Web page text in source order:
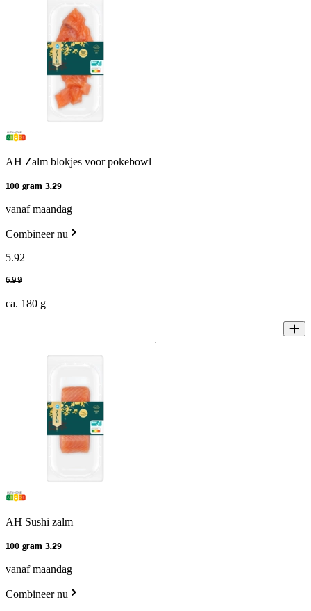
AH Zalm blokjes voor pokebowl
100 gram 3.29
vanaf maandag
Combineer nu
5.92
6.99
ca. 180 g
AH Sushi zalm
100 gram 3.29
vanaf maandag
Combineer nu